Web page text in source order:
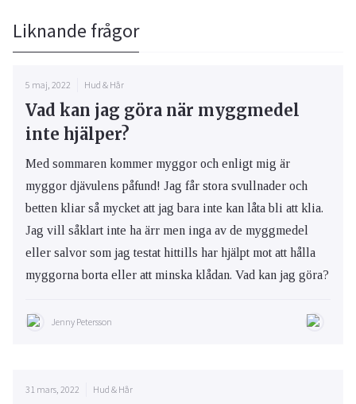
Liknande frågor
5 maj, 2022 Hud & Hår
Vad kan jag göra när myggmedel
inte hjälper?
Med sommaren kommer myggor och enligt mig är
myggor djävulens påfund! Jag får stora svullnader och
betten kliar så mycket att jag bara inte kan låta bli att klia.
Jag vill såklart inte ha ärr men inga av de myggmedel
eller salvor som jag testat hittills har hjälpt mot att hålla
myggorna borta eller att minska klådan. Vad kan jag göra?
Jenny Petersson
31 mars, 2022 Hud & Hår